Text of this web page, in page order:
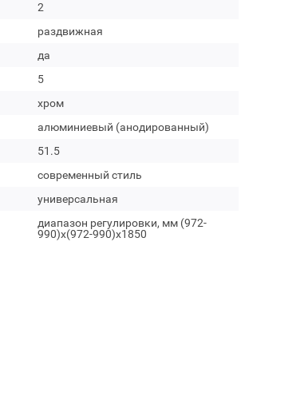
2
раздвижная
да
5
хром
алюминиевый (анодированный)
51.5
современный стиль
универсальная
диапазон регулировки, мм (972-
990)x(972-990)x1850